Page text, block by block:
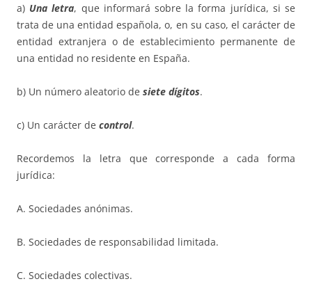
a) Una letra, que informará sobre la forma jurídica, si se
trata de una entidad española, o, en su caso, el carácter de
entidad extranjera o de establecimiento permanente de
una entidad no residente en España.
b) Un número aleatorio de siete dígitos.
c) Un carácter de control.
Recordemos la letra que corresponde a cada forma
jurídica:
A. Sociedades anónimas.
B. Sociedades de responsabilidad limitada.
C. Sociedades colectivas.